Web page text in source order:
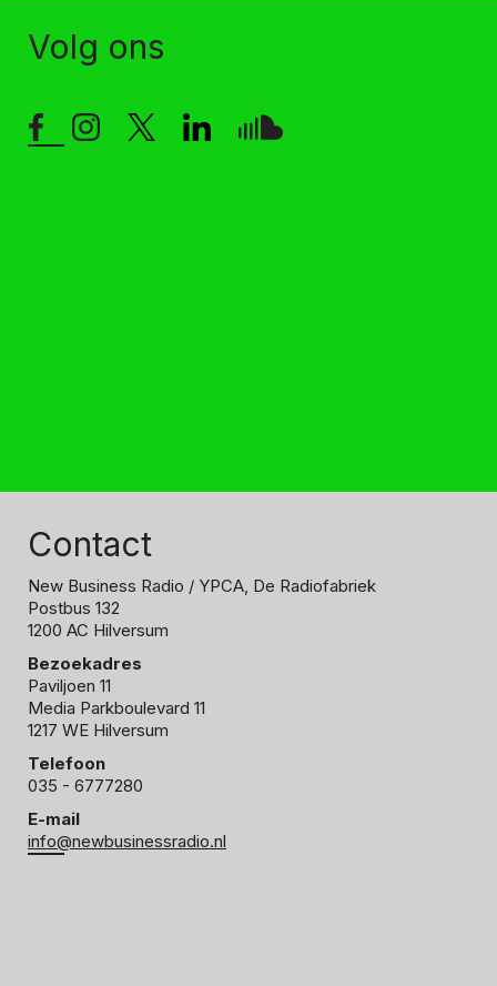
Volg ons
Contact
New Business Radio / YPCA, De Radiofabriek
Postbus 132
1200 AC Hilversum
Bezoekadres
Paviljoen 11
Media Parkboulevard 11
1217 WE Hilversum
Telefoon
035 - 6777280
E-mail
info@newbusinessradio.nl